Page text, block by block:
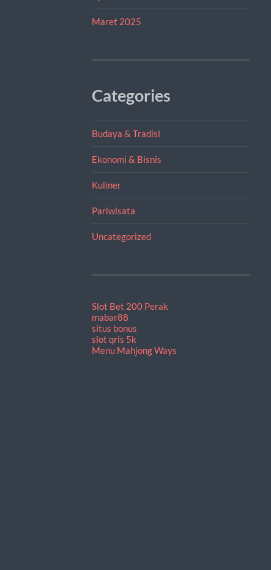
Maret 2025
Categories
Budaya & Tradisi
Ekonomi & Bisnis
Kuliner
Pariwisata
Uncategorized
Slot Bet 200 Perak
mabar88
situs bonus
slot qris 5k
Menu Mahjong Ways